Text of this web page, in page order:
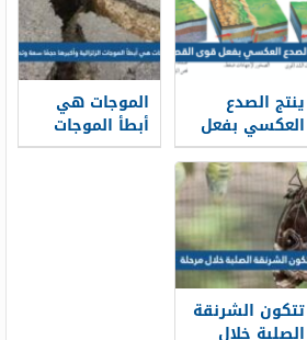
ينتج الصدع
العكسي بفعل
قوى القص
الموجات هي
أبطأ الموجات
الزلزالية
تتكون الشرنقة
الصلبة خلال